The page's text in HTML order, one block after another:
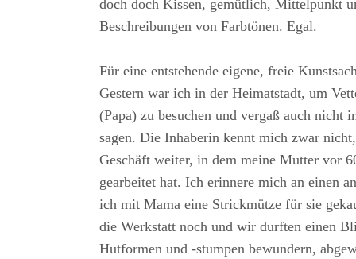
doch doch Kissen, gemütlich, Mittelpunkt
Beschreibungen von Farbtönen. Egal.
Für eine entstehende eigene, freie
Gestern war ich in der Heimatstadt, um
(Papa) zu besuchen und vergaß auch nicht
sagen. Die Inhaberin kennt mich zwar
Geschäft weiter, in dem meine Mutter vor
gearbeitet hat. Ich erinnere mich an einen
ich mit Mama eine Strickmütze für sie
die Werkstatt noch und wir durften einen
Hutformen und -stumpen bewundern,